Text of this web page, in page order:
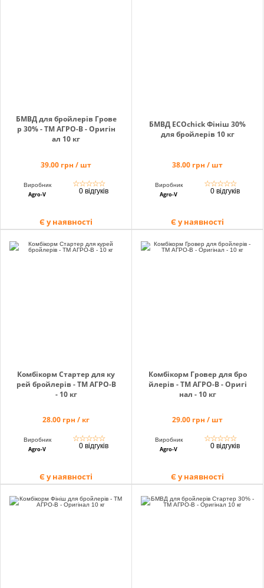
БМВД для бройлерів Грове
р 30% - ТМ АГРО-В - Оригін
ал 10 кг
39.00 грн / шт
Виробник
Agro-V
☆☆☆☆☆
0 відгуків
Є у наявності
БМВД ECOchick Фініш 30%
для бройлерів 10 кг
38.00 грн / шт
Виробник
Agro-V
☆☆☆☆☆
0 відгуків
Є у наявності
Комбікорм Стартер для ку
рей бройлерів - ТМ АГРО-В
- 10 кг
28.00 грн / кг
Виробник
Agro-V
☆☆☆☆☆
0 відгуків
Є у наявності
Комбікорм Гровер для бро
йлерів - ТМ АГРО-В - Оригі
нал - 10 кг
29.00 грн / шт
Виробник
Agro-V
☆☆☆☆☆
0 відгуків
Є у наявності